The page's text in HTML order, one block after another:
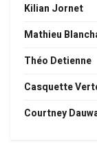
Kilian Jornet
Mathieu
Théo Detienne
Casquette
Courtney